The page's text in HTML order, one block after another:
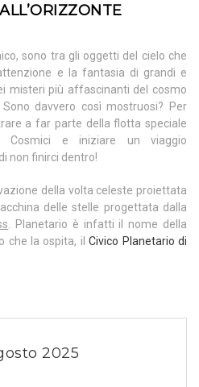
sono tra gli oggetti del cielo che
e la fantasia di grandi e
misteri più affascinanti del cosmo
davvero così mostruosi? Per
a far parte della flotta speciale
Cosmici e iniziare un viaggio
non finirci dentro!
della volta celeste proiettata
delle stelle progettata dalla
. Planetario è infatti il nome della
che la ospita, il Civico Planetario di
2025